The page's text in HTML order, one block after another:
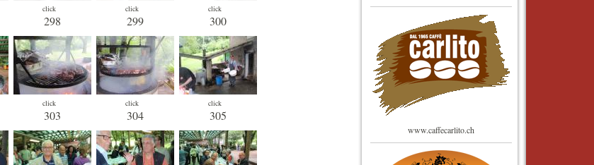
click
298
click
299
click
300
click
303
click
304
click
305
www.caffecarlito.ch